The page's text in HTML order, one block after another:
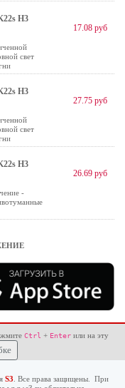
H3
свет
17.08 руб
H3
свет
27.75 руб
Н3
-
26.69 руб
Ctrl + Enter или на эту
S3 . Все права защищены. При